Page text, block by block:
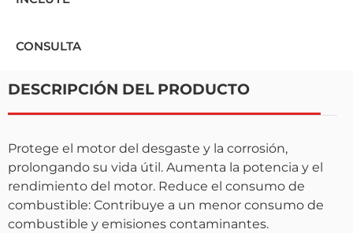
CONSULTA
DESCRIPCIÓN DEL PRODUCTO
Protege el motor del desgaste y la corrosión,
prolongando su vida útil. Aumenta la potencia y el
rendimiento del motor. Reduce el consumo de
combustible: Contribuye a un menor consumo de
combustible y emisiones contaminantes.